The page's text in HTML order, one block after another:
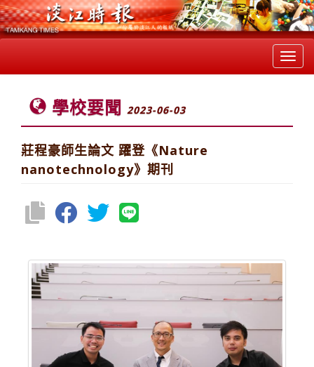
學校要聞 2023-06-03
莊程豪師生論文 躍登《Nature
nanotechnology》期刊